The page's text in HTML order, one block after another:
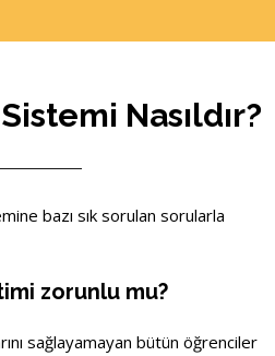
Nasıldır?
bazı sık sorulan sorularla
zorunlu mu?
sağlayamayan bütün öğrenciler